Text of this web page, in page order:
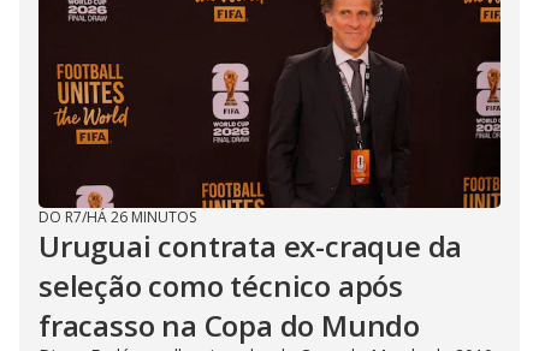
DO R7/HÁ 26 MINUTOS
Uruguai contrata ex-craque da
seleção como técnico após
fracasso na Copa do Mundo